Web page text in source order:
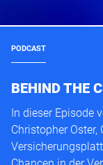
PODCAST
BEHIND THE
In dieser Episode
Christopher Oster,